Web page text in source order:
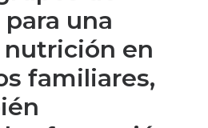
una
nutrición en
familiares,